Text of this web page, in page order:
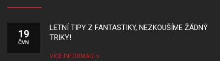
19
ČVN
LETNÍ TIPY Z FANTASTIKY, NEZKOUŠÍME ŽÁDNÝ
TRIKY!
VÍCE INFORMACÍ